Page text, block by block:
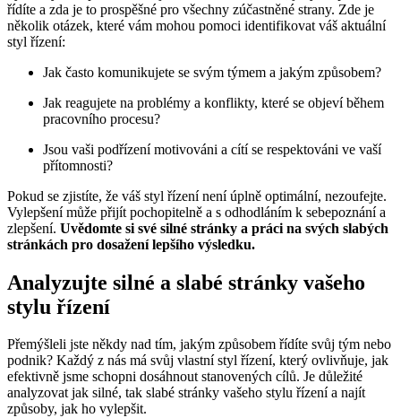
řídíte a zda je to prospěšné pro všechny zúčastněné strany. Zde je
několik otázek, které vám mohou pomoci identifikovat váš aktuální
styl řízení:
Jak často komunikujete se svým týmem a jakým způsobem?
Jak reagujete na problémy a konflikty, které se objeví během
pracovního procesu?
Jsou vaši podřízení motivováni a cítí se respektováni ve vaší
přítomnosti?
Pokud se zjistíte, že váš styl řízení není úplně optimální, nezoufejte.
Vylepšení může přijít pochopitelně a s odhodláním k sebepoznání a
zlepšení. Uvědomte si své silné stránky a práci na svých slabých
stránkách pro dosažení lepšího výsledku.
Analyzujte silné a slabé stránky vašeho
stylu řízení
Přemýšleli jste někdy nad tím, jakým způsobem řídíte svůj tým nebo
podnik? Každý z nás má svůj vlastní styl řízení, který ovlivňuje, jak
efektivně jsme schopni dosáhnout stanovených cílů. Je důležité
analyzovat jak silné, tak slabé stránky vašeho stylu řízení a najít
způsoby, jak ho vylepšit.